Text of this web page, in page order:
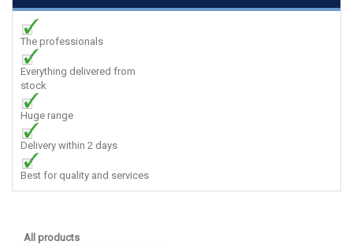
The professionals
Everything delivered from
stock
Huge range
Delivery within 2 days
Best for quality and services
All products